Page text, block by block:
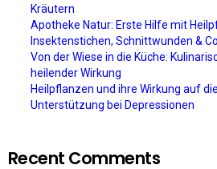
Kräutern
Apotheke Natur: Erste Hilfe mit
Insektenstichen, Schnittwunden & Co.
Von der Wiese in die Küche:
heilender Wirkung
Heilpflanzen und ihre Wirkung auf
Unterstützung bei Depressionen
Recent Comments